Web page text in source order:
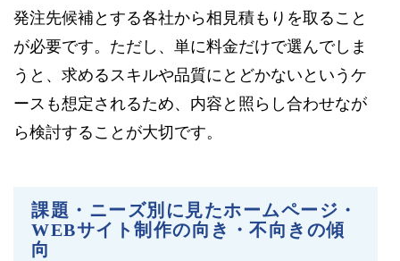
発注先候補とする各社から相見積もりを取ること
が必要です。ただし、単に料金だけで選んでしま
うと、求めるスキルや品質にとどかないというケ
ースも想定されるため、内容と照らし合わせなが
ら検討することが大切です。
課題・ニーズ別に見たホームページ・
WEBサイト制作の向き・不向きの傾
向